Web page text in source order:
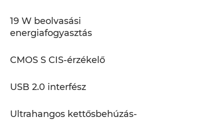
19 W beolvasási
energiafogyasztás
CMOS S CIS-érzékelő
USB 2.0 interfész
Ultrahangos kettősbehúzás-